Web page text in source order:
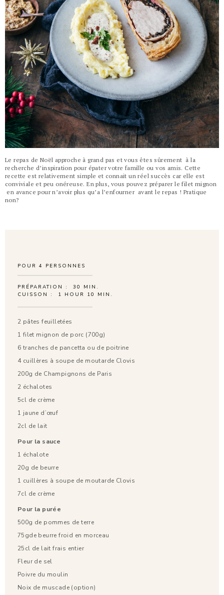
Le repas de Noël approche à grand pas et vous êtes sûrement à la
recherche d’inspiration pour épater votre famille ou vos amis. Cette
recette est relativement simple et connait un réel succès car elle est
conviviale et peu onéreuse. En plus, vous pouvez préparer le filet mignon
en avance pour n’avoir plus qu’a l’enfourner avant le repas ! Pratique
non?
POUR 4 PERSONNES
PRÉPARATION : 30 MIN.
CUISSON : 1 HOUR 10 MIN.
2 pâtes feuilletées
1 filet mignon de porc (700g)
6 tranches de pancetta ou de poitrine
4 cuillères à soupe de moutarde Clovis
200g de Champignons de Paris
2 échalotes
5cl de crème
1 jaune d’œuf
2cl de lait
Pour la sauce
1 échalote
20g de beurre
1 cuillères à soupe de moutarde Clovis
7cl de crème
Pour la purée
500g de pommes de terre
75gde beurre froid en morceau
25cl de lait frais entier
Fleur de sel
Poivre du moulin
Noix de muscade (option)